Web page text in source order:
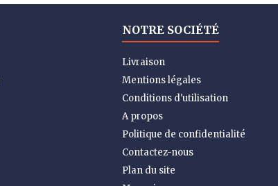
NOTRE SOCIÉTÉ
Livraison
Mentions légales
Conditions d'utilisation
A propos
Politique de confidentialité
Contactez-nous
Plan du site